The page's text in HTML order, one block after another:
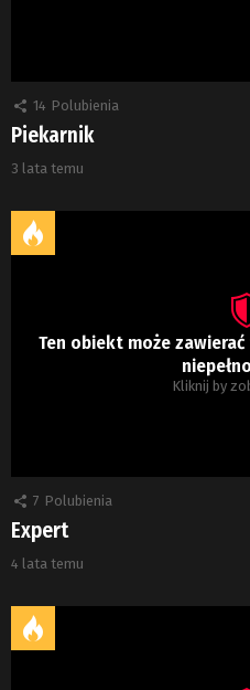
14 Polubienia
Piekarnik
3 lata temu
Ten obiekt może
Kliknij by
7 Polubienia
Expert
4 lata temu